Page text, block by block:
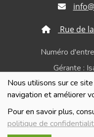
Nous utilisons sur ce
navigation et améliorer
Pour en savoir plus,
politique de
Rue de
Numéro
Gérante :
Politique de